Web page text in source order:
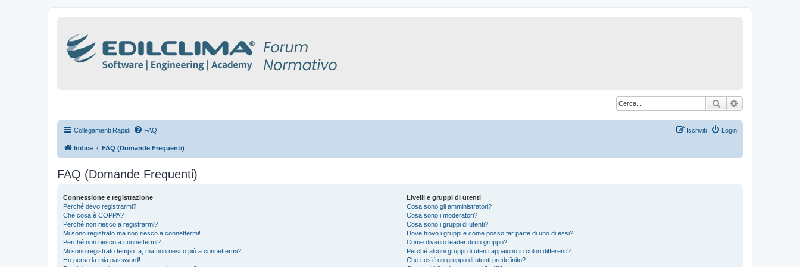
Cerca
Collegamenti Rapidi FAQ Login
Iscriviti
Indice FAQ (Domande Frequenti)
FAQ (Domande Frequenti)
Connessione e registrazione
Perché devo registrarmi?
Che cosa è COPPA?
Perché non riesco a registrarmi?
Mi sono registrato ma non riesco a connettermi!
Perché non riesco a connettermi?
Mi sono registrato tempo fa, ma non riesco più a connettermi?!
Ho perso la mia password!
Livelli e gruppi di utenti
Cosa sono gli amministratori?
Cosa sono i moderatori?
Cosa sono i gruppi di utenti?
Dove trovo i gruppi e come posso far parte di uno di essi?
Come divento leader di un gruppo?
Perché alcuni gruppi di utenti appaiono in colori differenti?
Che cos’è un gruppo di utenti predefinito?